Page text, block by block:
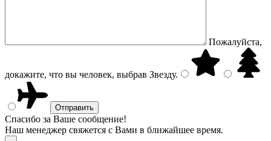
Пожалуйста,
докажите, что вы человек, выбрав Звезду.
Спасибо за Ваше сообщение!
Наш менеджер свяжется с Вами в ближайшее время.